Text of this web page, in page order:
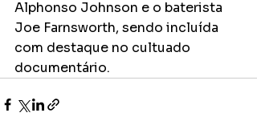
Alphonso Johnson e o baterista
Joe Farnsworth, sendo incluída
com destaque no cultuado
documentário.